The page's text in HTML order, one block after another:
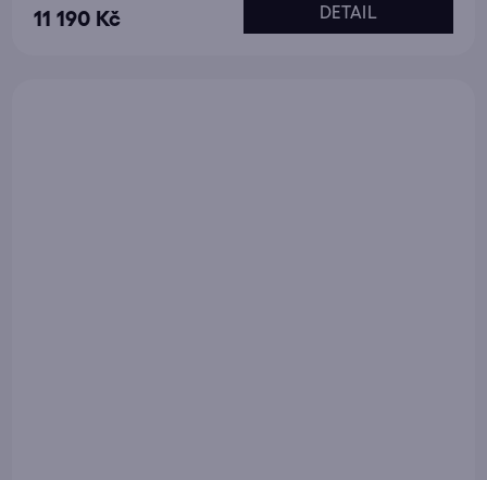
11 190 Kč DETAIL